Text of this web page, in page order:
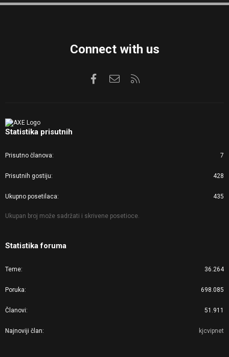
S
Connect with us
FacebookKontaktirajte nas
Statistika prisutnih
Prisutno članova 7
Prisutnih gostiju 428
Ukupno posetilaca 435
Ukupan broj može sadržati i skrivene posetioce.
Statistika foruma
Teme 36.264
Poruka 698.085
Članovi 51.911
Najnoviji član kjcvipnet